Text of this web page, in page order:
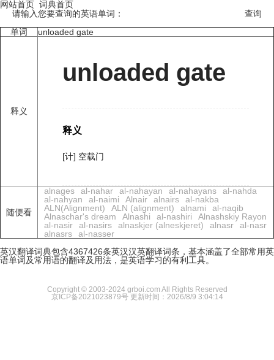
网站首页 词典首页
请输入您要查询的英语单词：
单词
unloaded gate
释义
unloaded gate
释义
[计] 空载门
随便看
alnages al-nahar al-nahayan al-nahayans
al-nahda
al-nahyan
al-naimi Alnair alnairs
al-nakba
ALN(Alignment)
ALN (alignment) alnami
al-naqib
Alnaschar's dream
Alnashi al-nashiri
Alnashskiy Rayon
al-nasir
al-nasirs alnaskjer (alneskjeret) alnasr
al-nasr
alnasrs
al-nasser
英汉翻译词典包含4367426条英汉汉英翻译词条，基本涵盖了全部常用英
语单词及常用语的翻译及用法，是英语学习的有利工具。
Copyright © 2003-2024 grboi.com All Rights Reserved
京ICP备2021023879号 更新时间：2026/8/9 3:04:14